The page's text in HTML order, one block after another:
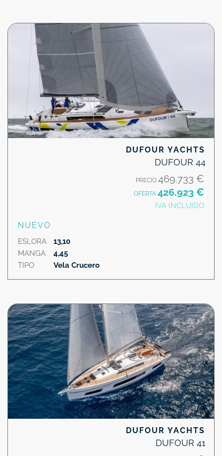
DUFOUR YACHTS
DUFOUR 44
PRECIO 469.733 €
OFERTA 426.923 €
IVA INCLUIDO
NUEVO
ESLORA
MANGA
TIPO
13,10
4,45
Vela Crucero
DUFOUR YACHTS
DUFOUR 41